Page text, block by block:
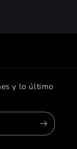
y lo último